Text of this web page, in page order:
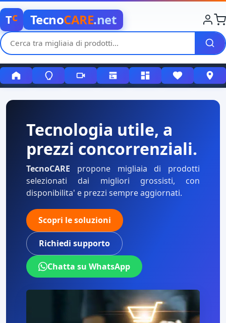
Tc TecnoCARE.net
Tecnologia utile, a
prezzi concorrenziali.
TecnoCARE propone migliaia di prodotti
selezionati dai migliori grossisti, con
disponibilita' e prezzi sempre aggiornati.
Scopri le soluzioni
Richiedi supporto
Chatta su WhatsApp